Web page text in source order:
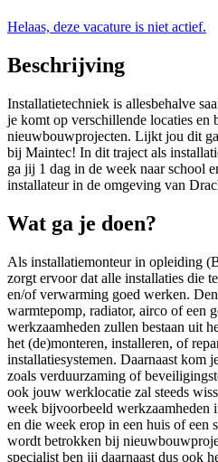
Helaas, deze vacature is niet actief.
Beschrijving
Installatietechniek is allesbehalve
je komt op verschillende locaties en
nieuwbouwprojecten. Lijkt jou dit
bij Maintec! In dit traject als
ga jij 1 dag in de week naar school
installateur in de omgeving van
Wat ga je doen?
Als installatiemonteur in opleiding
zorgt ervoor dat alle installaties die
en/of verwarming goed werken.
warmtepomp, radiator, airco of een
werkzaamheden zullen bestaan uit
het (de)monteren, installeren, of
installatiesystemen. Daarnaast kom
zoals verduurzaming of
ook jouw werklocatie zal steeds
week bijvoorbeeld werkzaamheden
en die week erop in een huis of een
wordt betrokken bij
specialist ben jij daarnaast dus ook